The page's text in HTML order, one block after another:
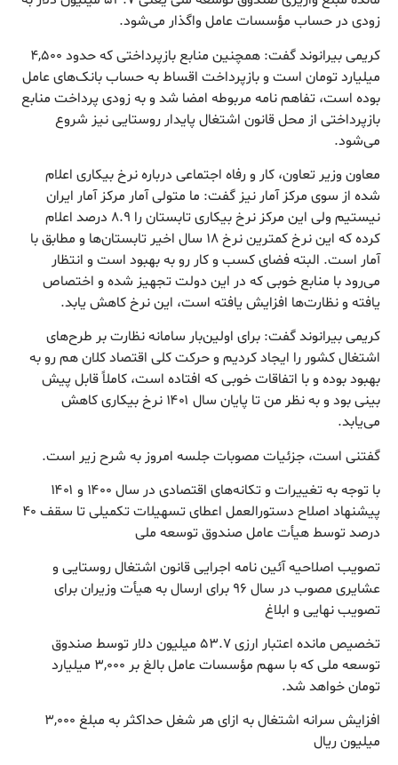
زودی در حساب مؤسسات عامل واگذار می‌شود.
کریمی بیرانوند گفت: همچنین منابع بازپرداختی که حدود ۴,۵۰۰
میلیارد تومان است و بازپرداخت اقساط به حساب بانک‌های عامل
بوده است، تفاهم نامه مربوطه امضا شد و به زودی پرداخت منابع
بازپرداختی از محل قانون اشتغال پایدار روستایی نیز شروع
می‌شود.
معاون وزیر تعاون، کار و رفاه اجتماعی درباره نرخ بیکاری اعلام
شده از سوی مرکز آمار نیز گفت: ما متولی آمار مرکز آمار ایران
نیستیم ولی این مرکز نرخ بیکاری تابستان را ۸.۹ درصد اعلام
کرده که این نرخ کمترین نرخ ۱۸ سال اخیر تابستان‌ها و مطابق با
آمار است. البته فضای کسب و کار رو به بهبود است و انتظار
می‌رود با منابع خوبی که در این دولت تجهیز شده و اختصاص
یافته و نظارت‌ها افزایش یافته است، این نرخ کاهش یابد.
کریمی بیرانوند گفت: برای اولین‌بار سامانه نظارت بر طرح‌های
اشتغال کشور را ایجاد کردیم و حرکت کلی اقتصاد کلان هم رو به
بهبود بوده و با اتفاقات خوبی که افتاده است، کاملاً قابل پیش
بینی بود و به نظر من تا پایان سال ۱۴۰۱ نرخ بیکاری کاهش
می‌یابد.
گفتنی است، جزئیات مصوبات جلسه امروز به شرح زیر است.
با توجه به تغییرات و تکانه‌های اقتصادی در سال ۱۴۰۰ و ۱۴۰۱
پیشنهاد اصلاح دستورالعمل اعطای تسهیلات تکمیلی تا سقف ۴۰
درصد توسط هیأت عامل صندوق توسعه ملی
تصویب اصلاحیه آئین نامه اجرایی قانون اشتغال روستایی و
عشایری مصوب در سال ۹۶ برای ارسال به هیأت وزیران برای
تصویب نهایی و ابلاغ
تخصیص مانده اعتبار ارزی ۵۳.۷ میلیون دلار توسط صندوق
توسعه ملی که با سهم مؤسسات عامل بالغ بر ۳,۰۰۰ میلیارد
تومان خواهد شد.
افزایش سرانه اشتغال به ازای هر شغل حداکثر به مبلغ ۳,۰۰۰
میلیون ریال